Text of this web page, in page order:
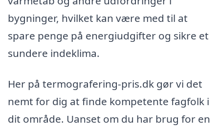
bygninger, hvilket kan være med til at
spare penge på energiudgifter og sikre et
sundere indeklima.
Her på termografering-pris.dk gør vi det
nemt for dig at finde kompetente fagfolk i
dit område. Uanset om du har brug for en